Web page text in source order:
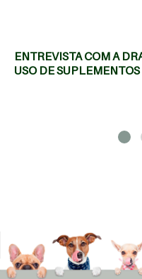
ENTREVISTA COM A
USO DE